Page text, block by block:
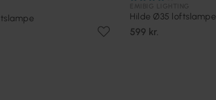
Hilde Ø35 loftslampe
599 kr.